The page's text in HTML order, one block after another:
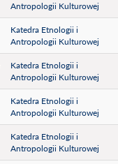
Antropologii Kulturowej
Katedra Etnologii i
Antropologii Kulturowej
Katedra Etnologii i
Antropologii Kulturowej
Katedra Etnologii i
Antropologii Kulturowej
Katedra Etnologii i
Antropologii Kulturowej